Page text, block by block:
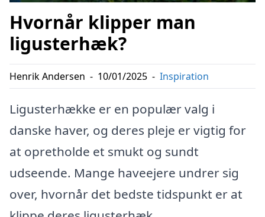
Hvornår klipper man
ligusterhæk?
Henrik Andersen - 10/01/2025 - Inspiration
Ligusterhække er en populær valg i
danske haver, og deres pleje er vigtig for
at opretholde et smukt og sundt
udseende. Mange haveejere undrer sig
over, hvornår det bedste tidspunkt er at